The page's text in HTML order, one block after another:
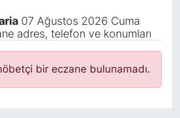
07 Ağustos 2026 Cuma
adres, telefon ve konumları
bir eczane bulunamadı.